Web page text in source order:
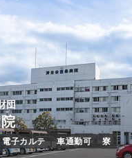
団
電子カルテ 車通勤可 寮